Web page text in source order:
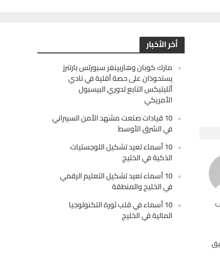
أخر الأخبار
مارك كوبان وهاربينغر سبورتس بارتنرز
يستحوذان على حصة أقلية في نادي
أثليتيكس التابع لدوري البيسبول
الأمريكي
10 قيادات صنعت مشهد الأمن السيبراني
في الشرق الأوسط
10 أسماء تعيد تشكيل اللوجستيات
الذكية في الخليج
10 أسماء تعيد تشكيل التعليم الرقمي
في الخليج والمنطقة
10 أسماء في قلب ثورة التكنولوجيا
المالية في الخليج